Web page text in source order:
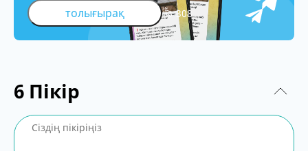
толығырақ 308
6 Пікір